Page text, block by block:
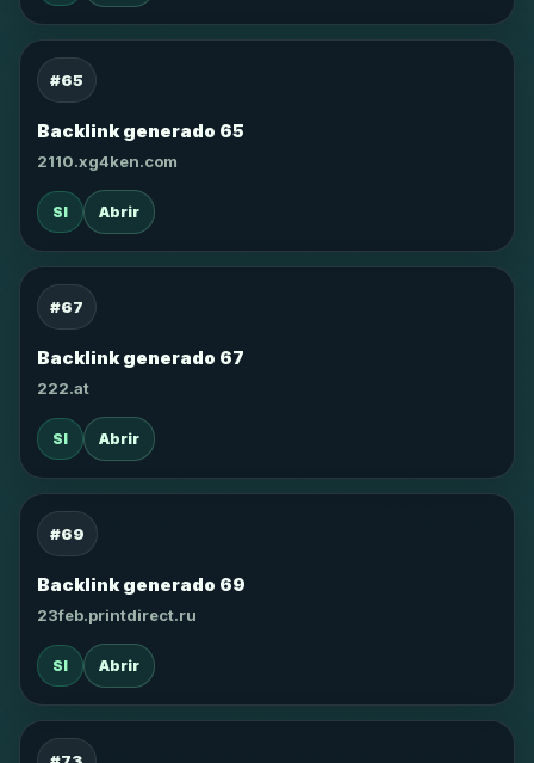
#65
Backlink generado 65
2110.xg4ken.com
SI Abrir
#67
Backlink generado 67
222.at
SI Abrir
#69
Backlink generado 69
23feb.printdirect.ru
SI Abrir